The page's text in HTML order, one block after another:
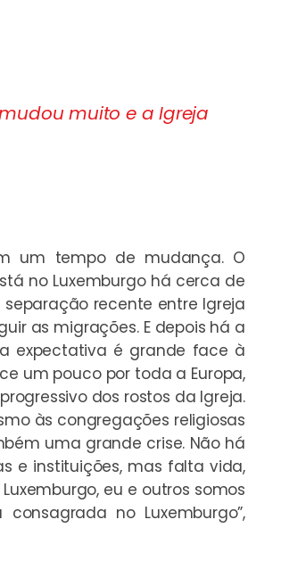
muito e a Igreja
um tempo de mudança. O
no Luxemburgo há cerca de
recente entre Igreja
as migrações. E depois há a
expectativa é grande face à
um pouco por toda a Europa,
dos rostos da Igreja.
às congregações religiosas
uma grande crise. Não há
e instituições, mas falta vida,
eu e outros somos
no Luxemburgo”,